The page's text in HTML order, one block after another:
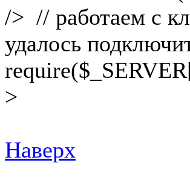
/> // работаем с
удалось
>
Наверх